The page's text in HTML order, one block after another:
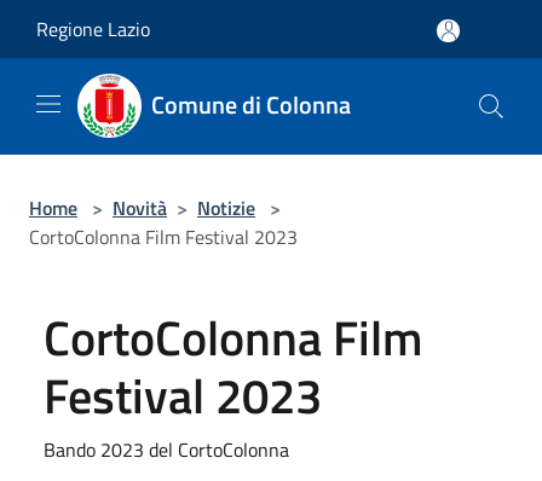
Regione Lazio
Comune di Colonna
Home > Novità > Notizie >
CortoColonna Film Festival 2023
CortoColonna Film
Festival 2023
Bando 2023 del CortoColonna